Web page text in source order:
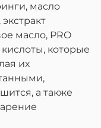
масло
масло, PRO
которые
их
а также